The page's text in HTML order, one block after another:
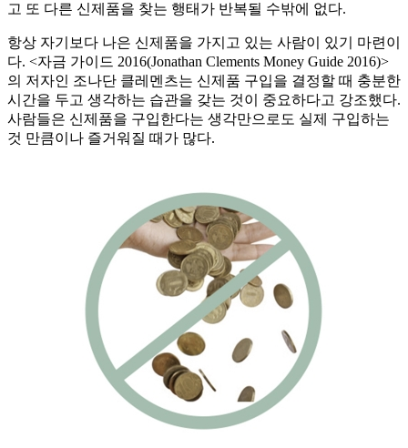
고 또 다른 신제품을 찾는 행태가 반복될 수밖에 없다.
항상 자기보다 나은 신제품을 가지고 있는 사람이 있기 마련이
다. <자금 가이드 2016(Jonathan Clements Money Guide 2016)>
의 저자인 조나단 클레멘츠는 신제품 구입을 결정할 때 충분한
시간을 두고 생각하는 습관을 갖는 것이 중요하다고 강조했다.
사람들은 신제품을 구입한다는 생각만으로도 실제 구입하는
것 만큼이나 즐거워질 때가 많다.